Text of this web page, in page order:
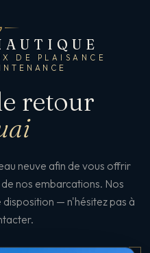
DE PLAISANCE
retour
neuve afin de vous offrir
nos embarcations. Nos
— n'hésitez pas à